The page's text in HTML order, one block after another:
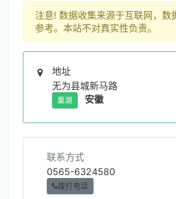
注意! 数据收集来源于互联网，数
参考。本站不对真实性负责。
地址
无为县城新马路
巢湖 安徽
联系方式
0565-6324580
拨打电话